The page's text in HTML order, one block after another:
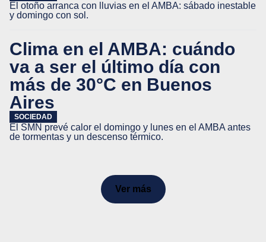
El otoño arranca con lluvias en el AMBA: sábado inestable
y domingo con sol.
Clima en el AMBA: cuándo
va a ser el último día con
más de 30°C en Buenos
Aires
SOCIEDAD
El SMN prevé calor el domingo y lunes en el AMBA antes
de tormentas y un descenso térmico.
Ver más